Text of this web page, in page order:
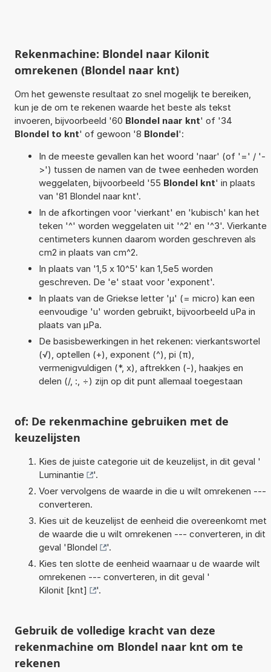
Rekenmachine: Blondel naar Kilonit
omrekenen (Blondel naar knt)
Om het gewenste resultaat zo snel mogelijk te bereiken,
kun je de om te rekenen waarde het beste als tekst
invoeren, bijvoorbeeld '60 Blondel naar knt' of '34
Blondel to knt' of gewoon '8 Blondel':
In de meeste gevallen kan het woord 'naar' (of '=' / '-
>') tussen de namen van de twee eenheden worden
weggelaten, bijvoorbeeld '55 Blondel knt' in plaats
van '81 Blondel naar knt'.
In de afkortingen voor 'vierkant' en 'kubisch' kan het
teken '^' worden weggelaten uit '^2' en '^3'. Vierkante
centimeters kunnen daarom worden geschreven als
cm2 in plaats van cm^2.
In plaats van '1,5 x 10^5' kan 1,5e5 worden
geschreven. De 'e' staat voor 'exponent'.
In plaats van de Griekse letter 'µ' (= micro) kan een
eenvoudige 'u' worden gebruikt, bijvoorbeeld uPa in
plaats van µPa.
De basisbewerkingen in het rekenen: vierkantswortel
(√), optellen (+), exponent (^), pi (π),
vermenigvuldigen (*, x), aftrekken (-), haakjes en
delen (/, :, ÷) zijn op dit punt allemaal toegestaan
of: De rekenmachine gebruiken met de
keuzelijsten
Kies de juiste categorie uit de keuzelijst, in dit geval '
Luminantie
'.
Voer vervolgens de waarde in die u wilt omrekenen ---
converteren.
Kies uit de keuzelijst de eenheid die overeenkomt met
de waarde die u wilt omrekenen --- converteren, in dit
geval 'Blondel
'.
Kies ten slotte de eenheid waarnaar u de waarde wilt
omrekenen --- converteren, in dit geval '
Kilonit [knt]
'.
Gebruik de volledige kracht van deze
rekenmachine om Blondel naar knt om te
rekenen